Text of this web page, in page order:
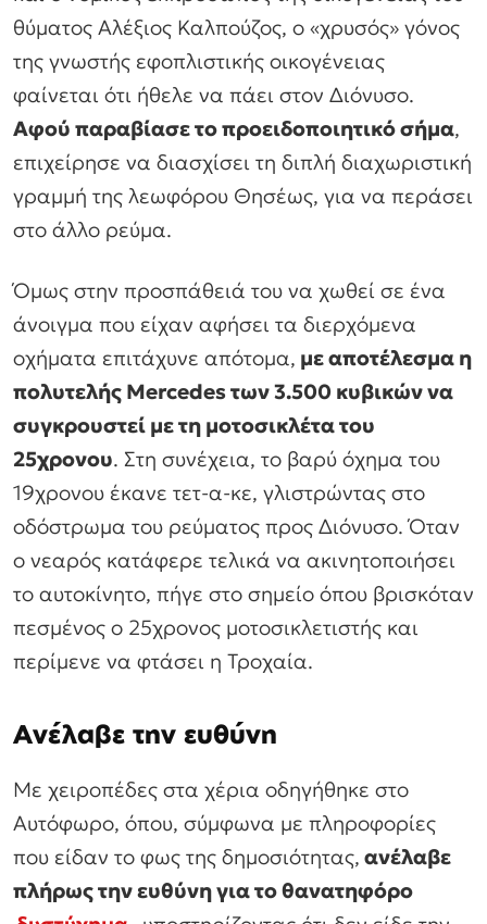
θύματος Αλέξιος Καλπούζος, ο «χρυσός» γόνος
της γνωστής εφοπλιστικής οικογένειας
φαίνεται ότι ήθελε να πάει στον Διόνυσο.
Αφού παραβίασε το προειδοποιητικό σήμα,
επιχείρησε να διασχίσει τη διπλή διαχωριστική
γραμμή της λεωφόρου Θησέως, για να περάσει
στο άλλο ρεύμα.
Όμως στην προσπάθειά του να χωθεί σε ένα
άνοιγμα που είχαν αφήσει τα διερχόμενα
οχήματα επιτάχυνε απότομα, με αποτέλεσμα η
πολυτελής Mercedes των 3.500 κυβικών να
συγκρουστεί με τη μοτοσικλέτα του
25χρονου. Στη συνέχεια, το βαρύ όχημα του
19χρονου έκανε τετ-α-κε, γλιστρώντας στο
οδόστρωμα του ρεύματος προς Διόνυσο. Όταν
ο νεαρός κατάφερε τελικά να ακινητοποιήσει
το αυτοκίνητο, πήγε στο σημείο όπου βρισκόταν
πεσμένος ο 25χρονος μοτοσικλετιστής και
περίμενε να φτάσει η Τροχαία.
Ανέλαβε την ευθύνη
Με χειροπέδες στα χέρια οδηγήθηκε στο
Αυτόφωρο, όπου, σύμφωνα με πληροφορίες
που είδαν το φως της δημοσιότητας, ανέλαβε
πλήρως την ευθύνη για το θανατηφόρο